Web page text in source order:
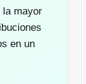
mayor
en un